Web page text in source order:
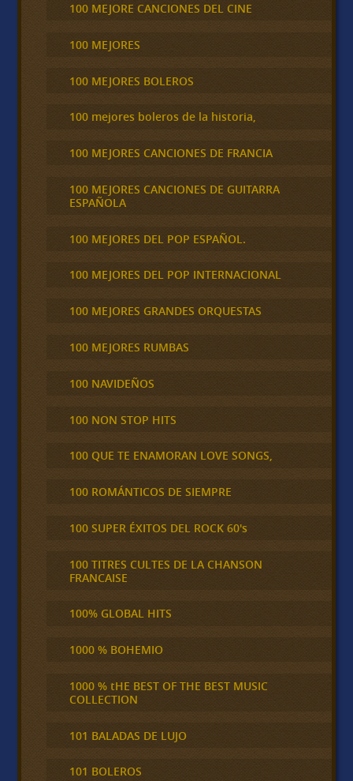
100 MEJORE CANCIONES DEL CINE
100 MEJORES
100 MEJORES BOLEROS
100 mejores boleros de la historia,
100 MEJORES CANCIONES DE FRANCIA
100 MEJORES CANCIONES DE GUITARRA
ESPAÑOLA
100 MEJORES DEL POP ESPAÑOL.
100 MEJORES DEL POP INTERNACIONAL
100 MEJORES GRANDES ORQUESTAS
100 MEJORES RUMBAS
100 NAVIDEÑOS
100 NON STOP HITS
100 QUE TE ENAMORAN LOVE SONGS,
100 ROMÁNTICOS DE SIEMPRE
100 SUPER ÉXITOS DEL ROCK 60's
100 TITRES CULTES DE LA CHANSON
FRANCAISE
100% GLOBAL HITS
1000 % BOHEMIO
1000 % tHE BEST OF THE BEST MUSIC
COLLECTION
101 BALADAS DE LUJO
101 BOLEROS